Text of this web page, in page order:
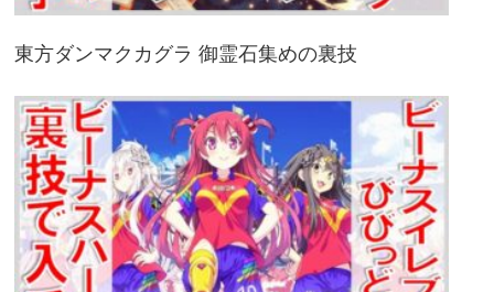
東方ダンマクカグラ 御霊石集めの裏技